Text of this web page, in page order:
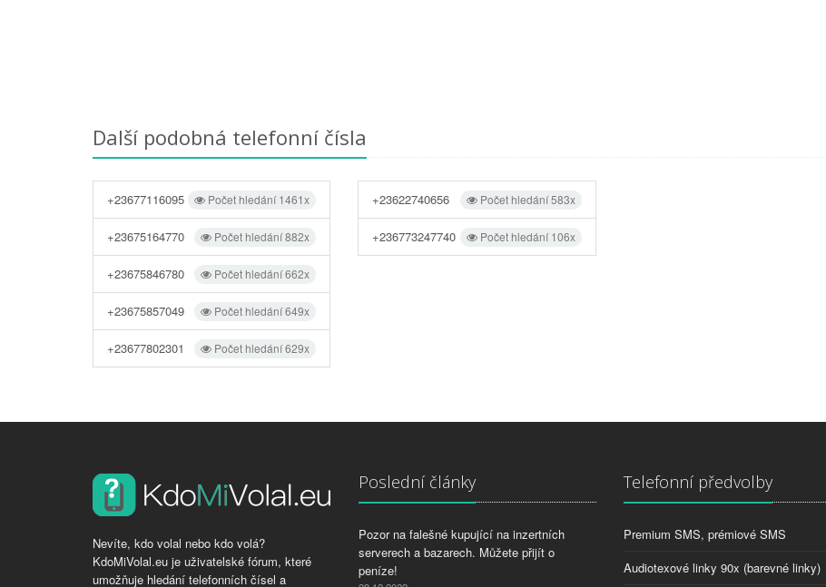
Další podobná telefonní čísla
Počet hledání 1461x
+23677116095
Počet hledání 882x
+23675164770
Počet hledání 662x
+23675846780
Počet hledání 649x
+23675857049
Počet hledání 629x
+23677802301
Počet hledání 583x
+23622740656
Počet hledání 106x
+236773247740
Nevíte, kdo volal nebo kdo volá?
KdoMiVolal.eu je uživatelské fórum, které
umožňuje hledání telefonních čísel a
Poslední články
Pozor na falešné kupující na inzertních
serverech a bazarech. Můžete přijít o
peníze!
Telefonní předvolby
Premium SMS, prémiové SMS
Audiotexové linky 90x (barevné linky)